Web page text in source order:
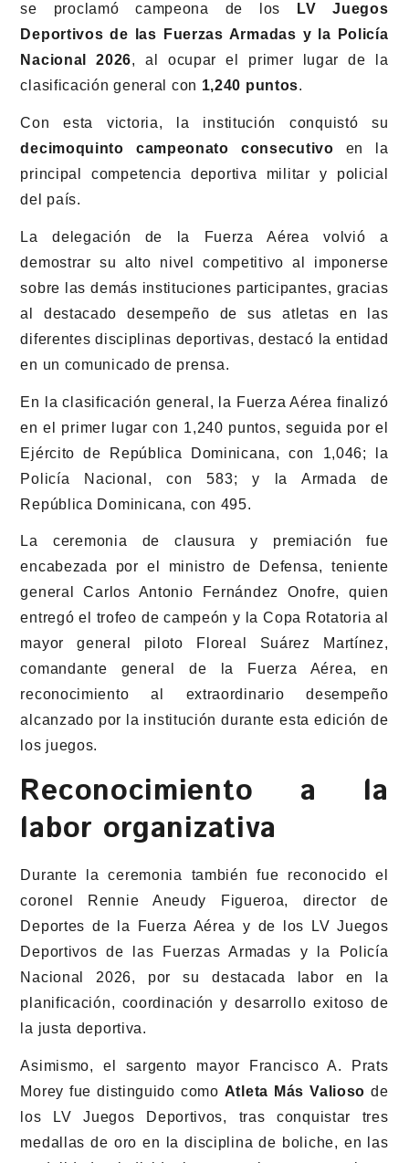
se proclamó campeona de los
LV Juegos
Deportivos de las Fuerzas Armadas y la Policía
Nacional 2026, al ocupar el primer lugar de la
clasificación general con 1,240 puntos.
Con esta victoria, la institución conquistó su
decimoquinto campeonato consecutivo en la
principal competencia deportiva militar y policial
del país.
La delegación de la Fuerza Aérea volvió a
demostrar su alto nivel competitivo al imponerse
sobre las demás instituciones participantes, gracias
al destacado desempeño de sus atletas en las
diferentes disciplinas deportivas, destacó la entidad
en un comunicado de prensa.
En la clasificación general, la Fuerza Aérea finalizó
en el primer lugar con 1,240 puntos, seguida por el
Ejército de República Dominicana, con 1,046; la
Policía Nacional, con 583; y la Armada de
República Dominicana, con 495.
La ceremonia de clausura y premiación fue
encabezada por el ministro de Defensa, teniente
general Carlos Antonio Fernández Onofre, quien
entregó el trofeo de campeón y la Copa Rotatoria al
mayor general piloto Floreal Suárez Martínez,
comandante general de la Fuerza Aérea, en
reconocimiento al extraordinario desempeño
alcanzado por la institución durante esta edición de
los juegos.
Reconocimiento a la
labor organizativa
Durante la ceremonia también fue reconocido el
coronel Rennie Aneudy Figueroa, director de
Deportes de la Fuerza Aérea y de los LV Juegos
Deportivos de las Fuerzas Armadas y la Policía
Nacional 2026, por su destacada labor en la
planificación, coordinación y desarrollo exitoso de
la justa deportiva.
Asimismo, el sargento mayor Francisco A. Prats
Morey fue distinguido como Atleta Más Valioso de
los LV Juegos Deportivos, tras conquistar tres
medallas de oro en la disciplina de boliche, en las